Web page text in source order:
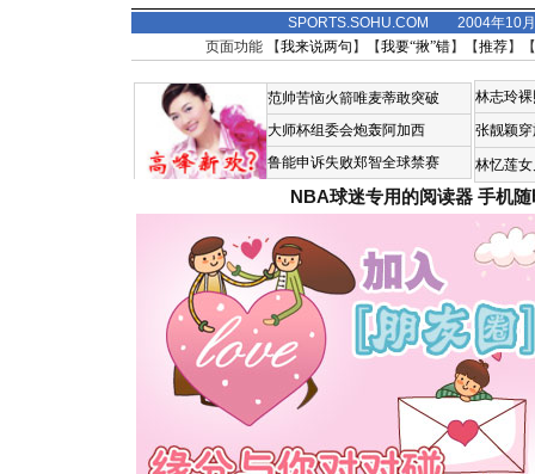
SPORTS.SOHU.COM 2004年10
页面功能 【我来说两句 】【我要“揪”错】【推荐】
范帅苦恼火箭唯麦蒂敢突破
大师杯组委会炮轰阿加西
鲁能申诉失败郑智全球禁赛
林志玲
张靓颖
林忆莲
NBA球迷专用的阅读器 手机